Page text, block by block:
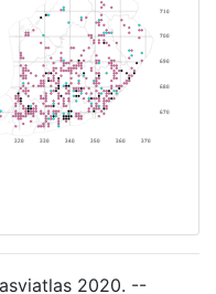
2020. --